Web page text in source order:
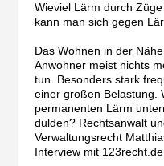
Wieviel Lärm durch
kann man sich gegen
Das Wohnen in der
Anwohner meist nichts
tun. Besonders stark
einer großen Belastung.
permanenten Lärm
dulden? Rechtsanwalt
Verwaltungsrecht
Interview mit